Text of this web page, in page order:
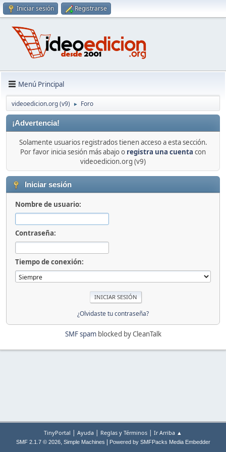
Iniciar sesión Registrarse
Menú Principal
videoedicion.org (v9) ► Foro
¡Advertencia!
Solamente usuarios registrados tienen acceso a esta sección.
Por favor inicia sesión más abajo o registra una cuenta con
videoedicion.org (v9)
Iniciar sesión
Nombre de usuario:
Contraseña:
Tiempo de conexión:
¿Olvidaste tu contraseña?
SMF spamblocked by CleanTalk
TinyPortal | Ayuda | Reglas y Términos | Ir Arriba ▲
SMF 2.1.7 © 2026, Simple Machines Powered by SMFPacks Media Embedder